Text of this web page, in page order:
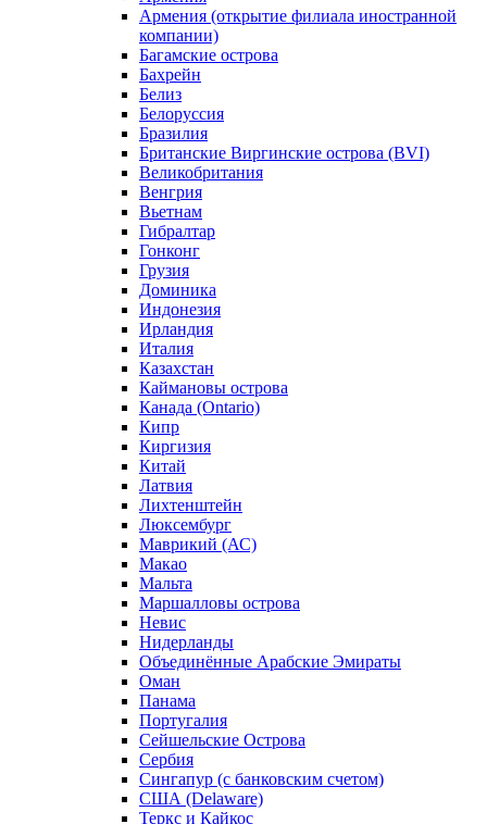
Армения (открытие филиала иностранной
компании)
Багамские острова
Бахрейн
Белиз
Белоруссия
Бразилия
Британские Виргинские острова (BVI)
Великобритания
Венгрия
Вьетнам
Гибралтар
Гонконг
Грузия
Доминика
Индонезия
Ирландия
Италия
Казахстан
Каймановы острова
Канада (Ontario)
Кипр
Киргизия
Китай
Латвия
Лихтенштейн
Люксембург
Маврикий (АС)
Макао
Мальта
Маршалловы острова
Нeвис
Нидерланды
Объединённые Арабские Эмираты
Оман
Панама
Португалия
Сейшельские Острова
Сербия
Сингапур (c банковским счетом)
США (Delaware)
Теркс и Кайкос